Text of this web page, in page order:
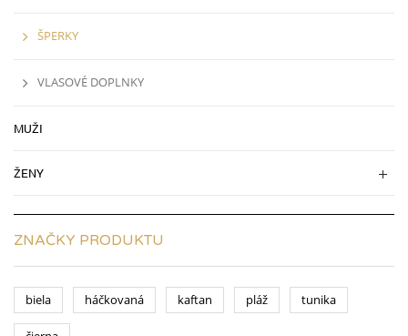
ŠPERKY
VLASOVÉ DOPLNKY
MUŽI
ŽENY
ZNAČKY PRODUKTU
biela háčkovaná kaftan pláž tunika